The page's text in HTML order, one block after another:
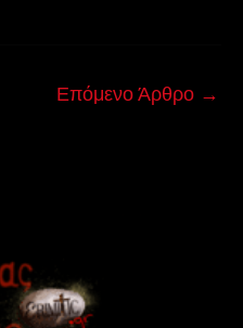
Επόμενο Άρθρο →